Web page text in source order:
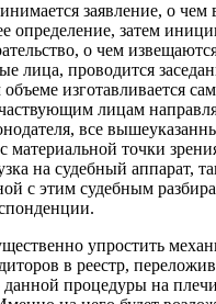
заявление, о чем
определение, затем
о чем
лица, проводится
изготавливается
лицам
все
материальной точки
на судебный аппарат,
с этим судебным
упростить
в реестр,
процедуры на